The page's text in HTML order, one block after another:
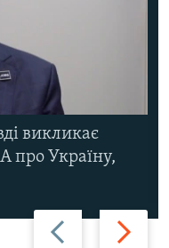
Назад Вперед
викликає
про Україну,